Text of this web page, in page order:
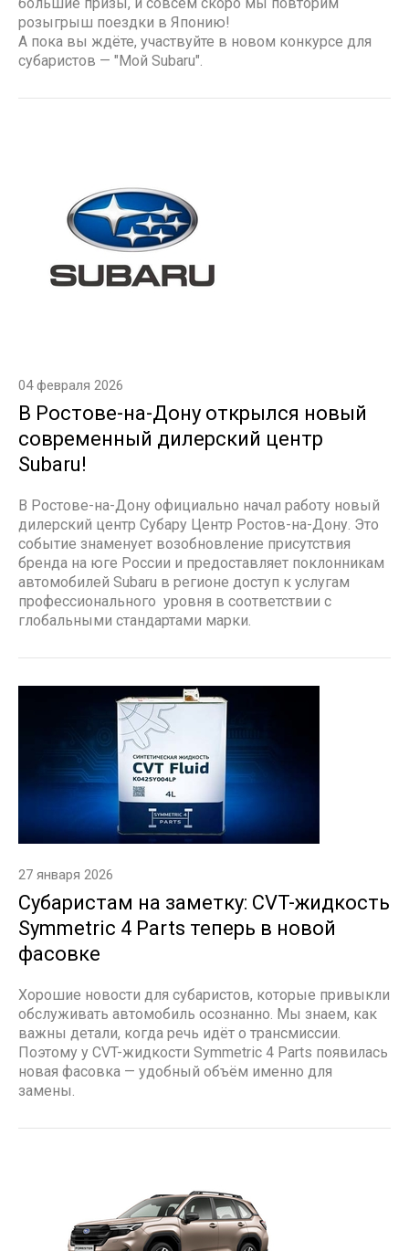
розыгрыш поездки в Японию!
А пока вы ждёте, участвуйте в новом конкурсе для
субаристов — "Мой Subaru".
04 февраля 2026
В Ростове-на-Дону открылся новый
современный дилерский центр
Subaru!
В Ростове-на-Дону официально начал работу новый
дилерский центр Субару Центр Ростов-на-Дону. Это
событие знаменует возобновление присутствия
бренда на юге России и предоставляет поклонникам
автомобилей Subaru в регионе доступ к услугам
профессионального уровня в соответствии с
глобальными стандартами марки.
27 января 2026
Субаристам на заметку: CVT-жидкость
Symmetric 4 Parts теперь в новой
фасовке
Хорошие новости для субаристов, которые привыкли
обслуживать автомобиль осознанно. Мы знаем, как
важны детали, когда речь идёт о трансмиссии.
Поэтому у CVT-жидкости Symmetric 4 Parts появилась
новая фасовка — удобный объём именно для
замены.